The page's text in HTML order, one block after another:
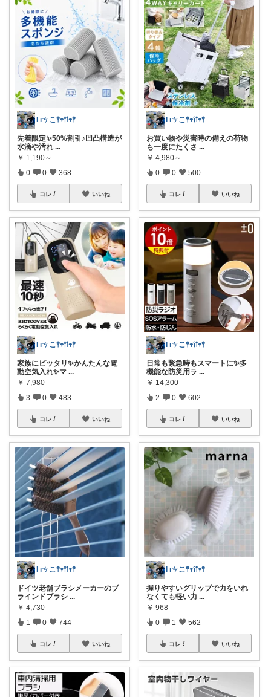
Ɩ ıㄘこ𖤣𖥧𖥣𖡡𖥧𖤣
先着限定✨50%割引♪凹凸構造が
水滴や汚れ ...
￥ 1,190～
0 0 368
コレ いいね
Ɩ ıㄘこ𖤣𖥧𖥣𖡡𖥧𖤣
家族にピッタリ✨かんたんな電
動空気入れ✨マ ...
￥ 7,980
3 0 483
コレ いいね
Ɩ ıㄘこ𖤣𖥧𖥣𖡡𖥧𖤣
ドイツ老舗ブラシメーカーのブ
ラインドブラシ ...
￥ 4,730
1 0 744
コレ いいね
Ɩ ıㄘこ𖤣𖥧𖥣𖡡𖥧𖤣
お買い物や災害時の備えの荷物
も一度にたくさ ...
￥ 4,980～
0 0 500
コレ いいね
Ɩ ıㄘこ𖤣𖥧𖥣𖡡𖥧𖤣
日常も緊急時もスマートに✨多
機能な防災用ラ ...
￥ 14,300
2 0 602
コレ いいね
Ɩ ıㄘこ𖤣𖥧𖥣𖡡𖥧𖤣
握りやすいグリップで力をいれ
なくても軽い力 ...
￥ 968
0 1 562
コレ いいね